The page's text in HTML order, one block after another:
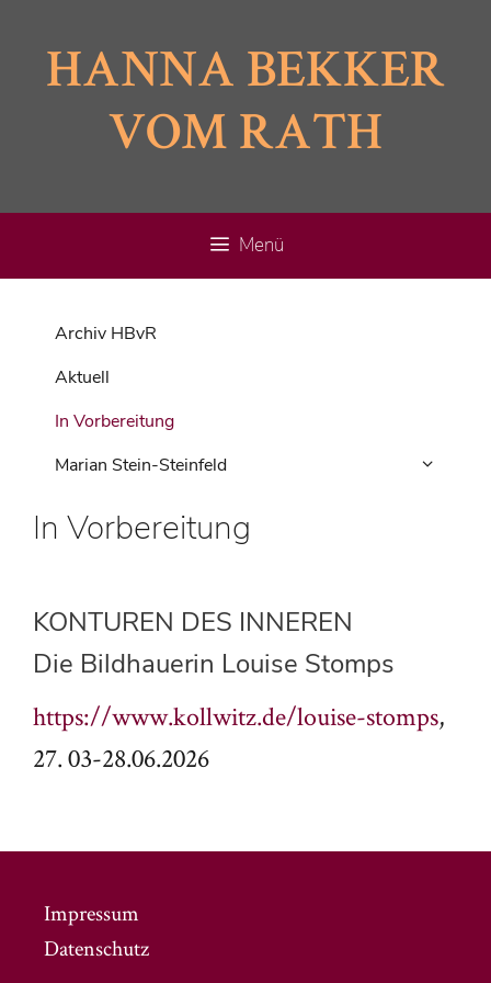
InhaltHANNA BEKKER
VOM RATH
Menü
In Vorbereitung
KONTUREN DES INNEREN
Die Bildhauerin Louise Stomps
https://www.kollwitz.de/louise-stomps,
27. 03-28.06.2026
Archiv HBvR
Aktuell
In Vorbereitung
Marian Stein-Steinfeld
Impressum
Datenschutz